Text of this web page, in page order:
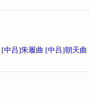
[中吕]朱履曲 [中吕]朝天曲